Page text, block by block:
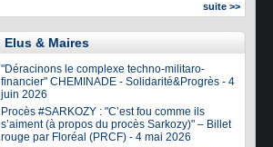
suite >>
Elus & Maires
"Déracinons le complexe techno-militaro-
financier" CHEMINADE - Solidarité&Progrès - 4
juin 2026
Procès #SARKOZY : "C’est fou comme ils
s’aiment (à propos du procès Sarkozy)" – Billet
rouge par Floréal (PRCF) - 4 mai 2026